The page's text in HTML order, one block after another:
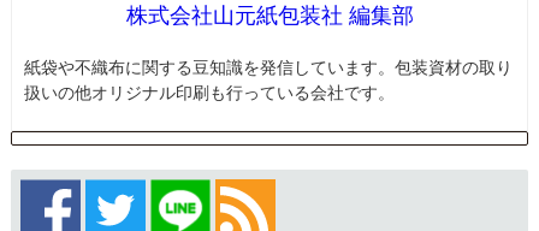
株式会社山元紙包装社 編集部
紙袋や不織布に関する豆知識を発信しています。包装資材の取り
扱いの他オリジナル印刷も行っている会社です。